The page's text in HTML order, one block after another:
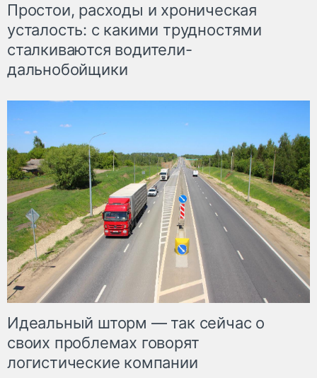
Простои, расходы и хроническая
усталость: с какими трудностями
сталкиваются водители-
дальнобойщики
Идеальный шторм — так сейчас о
своих проблемах говорят
логистические компании